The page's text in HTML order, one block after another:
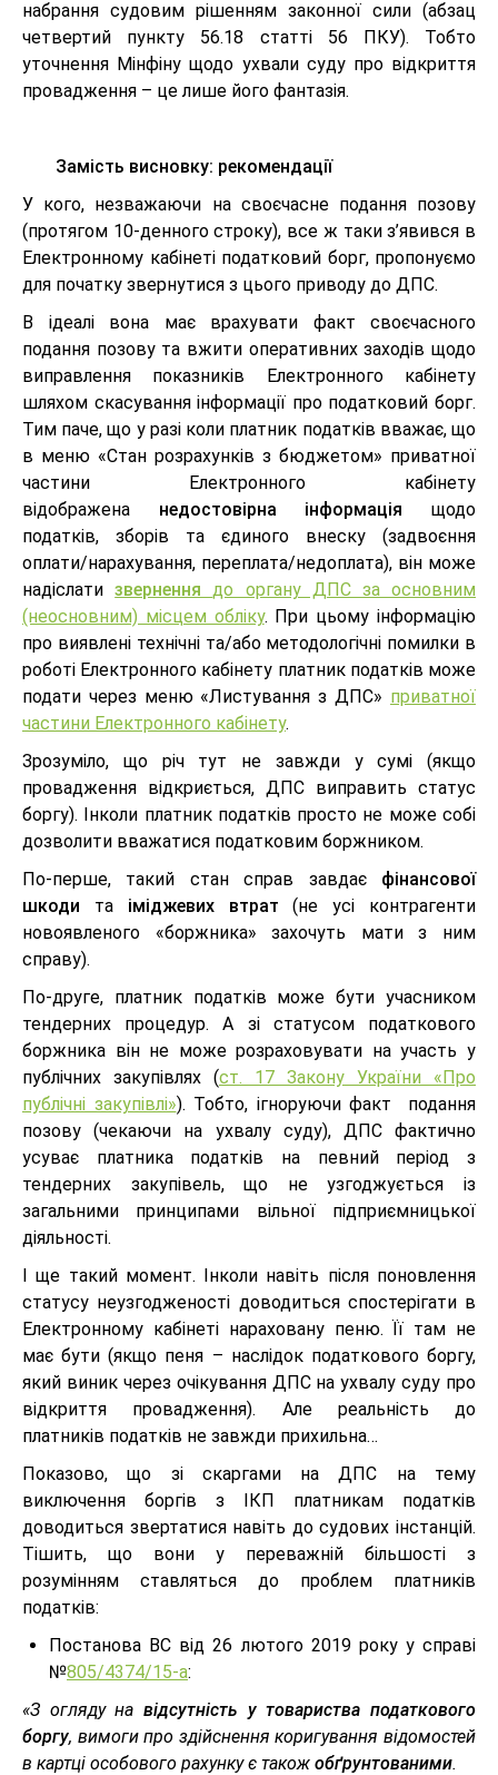
набрання судовим рішенням законної сили (абзац
четвертий пункту 56.18 статті 56 ПКУ). Тобто
уточнення Мінфіну щодо ухвали суду про відкриття
провадження – це лише його фантазія.
Замість висновку: рекомендації
У кого, незважаючи на своєчасне подання позову
(протягом 10-денного строку), все ж таки з’явився в
Електронному кабінеті податковий борг, пропонуємо
для початку звернутися з цього приводу до ДПС.
В ідеалі вона має врахувати факт своєчасного
подання позову та вжити оперативних заходів щодо
виправлення показників Електронного кабінету
шляхом скасування інформації про податковий борг.
Тим паче, що у разі коли платник податків вважає, що
в меню «Стан розрахунків з бюджетом» приватної
частини Електронного кабінету
відображена недостовірна інформація щодо
податків, зборів та єдиного внеску (задвоєння
оплати/нарахування, переплата/недоплата), він може
надіслатизверненнядо органу ДПС за основним
(неосновним) місцем обліку. При цьому інформацію
про виявлені технічні та/або методологічні помилки в
роботі Електронного кабінету платник податків може
подати через меню «Листування з ДПС» приватної
частини Електронного кабінету.
Зрозуміло, що річ тут не завжди у сумі (якщо
провадження відкриється, ДПС виправить статус
боргу). Інколи платник податків просто не може собі
дозволити вважатися податковим боржником.
По-перше, такий стан справ завдає фінансової
шкоди та іміджевих втрат(не усі контрагенти
новоявленого «боржника» захочуть мати з ним
справу).
По-друге, платник податків може бути учасником
тендерних процедур. А зі статусом податкового
боржника він не може розраховувати на участь у
публічних закупівлях (ст. 17 Закону України «Про
публічні закупівлі»). Тобто, ігноруючи факт подання
позову (чекаючи на ухвалу суду), ДПС фактично
усуває платника податків на певний період з
тендерних закупівель, що не узгоджується із
загальними принципами вільної підприємницької
діяльності.
І ще такий момент. Інколи навіть після поновлення
статусу неузгодженості доводиться спостерігати в
Електронному кабінеті нараховану пеню. Її там не
має бути (якщо пеня – наслідок податкового боргу,
який виник через очікування ДПС на ухвалу суду про
відкриття провадження). Але реальність до
платників податків не завжди прихильна…
Показово, що зі скаргами на ДПС на тему
виключення боргів з ІКП платникам податків
доводиться звертатися навіть до судових інстанцій.
Тішить, що вони у переважній більшості з
розумінням ставляться до проблем платників
податків:
Постанова ВС від 26 лютого 2019 року у справі
№805/4374/15-а:
«З огляду на відсутність у товариства податкового
боргу, вимоги про здійснення коригування відомостей
в картці особового рахунку є також обґрунтованими.